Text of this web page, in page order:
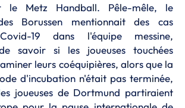
le Metz Handball. Pêle-mêle, le
Borussen mentionnait des cas
19 dans l'équipe messine,
savoir si les joueuses touchées
leurs coéquipières, alors que la
d'incubation n'était pas terminée,
joueuses de Dortmund partiraient